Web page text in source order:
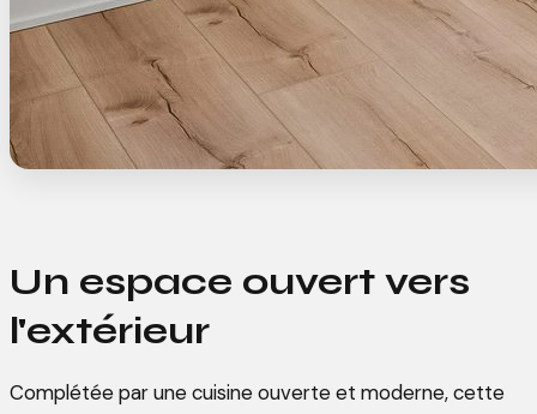
Un espace ouvert vers
l'extérieur
Complétée par une cuisine ouverte et moderne, cette